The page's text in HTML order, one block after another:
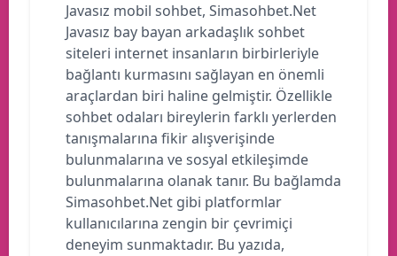
Javasız mobil sohbet, Simasohbet.Net
Javasız bay bayan arkadaşlık sohbet
siteleri internet insanların birbirleriyle
bağlantı kurmasını sağlayan en önemli
araçlardan biri haline gelmiştir. Özellikle
sohbet odaları bireylerin farklı yerlerden
tanışmalarına fikir alışverişinde
bulunmalarına ve sosyal etkileşimde
bulunmalarına olanak tanır. Bu bağlamda
Simasohbet.Net gibi platformlar
kullanıcılarına zengin bir çevrimiçi
deneyim sunmaktadır. Bu yazıda,